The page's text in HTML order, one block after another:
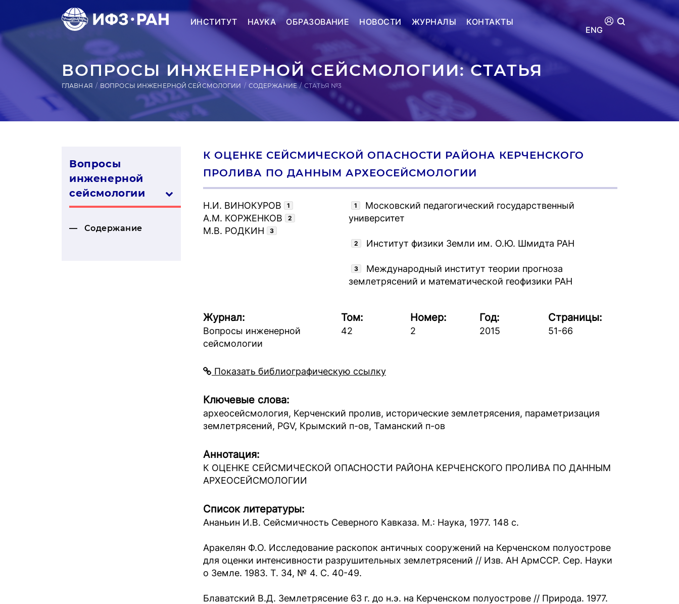
ИНСТИТУТ НАУКА ОБРАЗОВАНИЕ НОВОСТИ ЖУРНАЛЫ
КОНТАКТЫ
ENG
ВОПРОСЫ ИНЖЕНЕРНОЙ СЕЙСМОЛОГИИ: СТАТЬЯ
ГЛАВНАЯ ВОПРОСЫ ИНЖЕНЕРНОЙ СЕЙСМОЛОГИИ СОДЕРЖАНИЕ СТАТЬЯ №3
Вопросы
инженерной
сей­смо­логии
Содержание
К ОЦЕНКЕ СЕЙСМИЧЕСКОЙ ОПАСНОСТИ РАЙОНА КЕРЧЕНСКОГО
ПРОЛИВА ПО ДАННЫМ АРХЕОСЕЙСМОЛОГИИ
Н.И. ВИНОКУРОВ 1
А.М. КОРЖЕНКОВ 2
М.В. РОДКИН 3
1
Московский педагогический государственный
университет
2 Институт физики Земли им. О.Ю. Шмидта РАН
3
Международный институт теории прогноза
землетрясений и математической геофизики РАН
Журнал:
Вопросы инженерной
сейсмологии
Том:
42
Номер:
2
Год:
2015
Страницы:
51-66
Показать библиографическую ссылку
Ключевые слова:
археосейсмология, Керченский пролив, исторические землетрясения, параметризация
землетрясений, PGV, Крымский п-ов, Таманский п-ов
Аннотация:
К ОЦЕНКЕ СЕЙСМИЧЕСКОЙ ОПАСНОСТИ РАЙОНА КЕРЧЕНСКОГО ПРОЛИВА ПО ДАННЫМ
АРХЕОСЕЙСМОЛОГИИ
Список литературы:
Ананьин И.В. Сейсмичность Северного Кавказа. М.: Наука, 1977. 148 с.
Аракелян Ф.О. Исследование раскопок античных сооружений на Керченском полуострове
для оценки интенсивности разрушительных землетрясений // Изв. АН АрмССР. Сер. Науки
о Земле. 1983. Т. 34, № 4. С. 40-49.
Блаватский В.Д. Землетрясение 63 г. до н.э. на Керченском полуострове // Природа. 1977.